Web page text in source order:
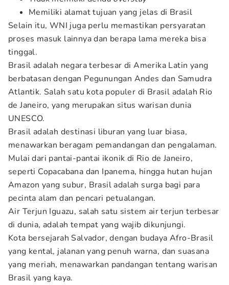
Memiliki alamat tujuan yang jelas di Brasil
Selain itu, WNI juga perlu memastikan persyaratan
proses masuk lainnya dan berapa lama mereka bisa
tinggal.
Brasil adalah negara terbesar di Amerika Latin yang
berbatasan dengan Pegunungan Andes dan Samudra
Atlantik. Salah satu kota populer di Brasil adalah Rio
de Janeiro, yang merupakan situs warisan dunia
UNESCO.
Brasil adalah destinasi liburan yang luar biasa,
menawarkan beragam pemandangan dan pengalaman.
Mulai dari pantai-pantai ikonik di Rio de Janeiro,
seperti Copacabana dan Ipanema, hingga hutan hujan
Amazon yang subur, Brasil adalah surga bagi para
pecinta alam dan pencari petualangan.
Air Terjun Iguazu, salah satu sistem air terjun terbesar
di dunia, adalah tempat yang wajib dikunjungi.
Kota bersejarah Salvador, dengan budaya Afro-Brasil
yang kental, jalanan yang penuh warna, dan suasana
yang meriah, menawarkan pandangan tentang warisan
Brasil yang kaya.